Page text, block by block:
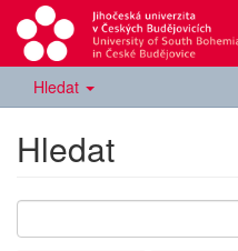
Hledat
Hledat